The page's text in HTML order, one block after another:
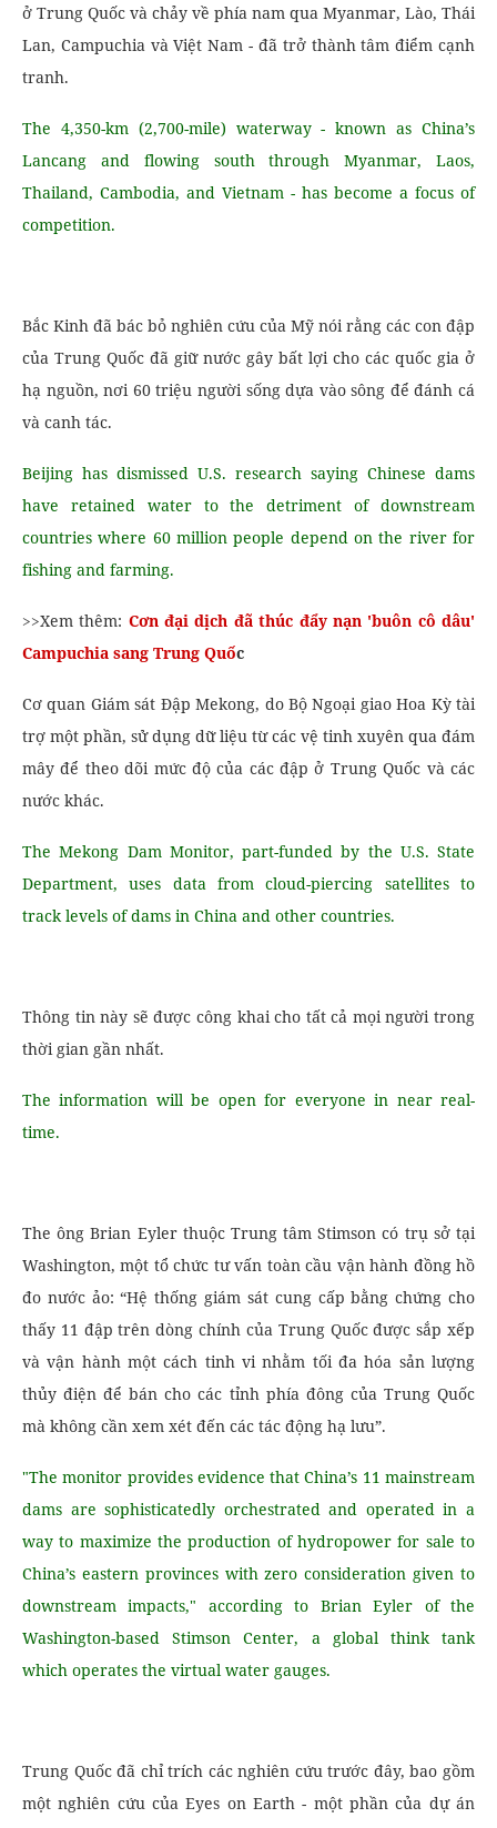
ở Trung Quốc và chảy về phía nam qua Myanmar, Lào, Thái
Lan, Campuchia và Việt Nam - đã trở thành tâm điểm cạnh
tranh.
The 4,350-km (2,700-mile) waterway - known as China’s
Lancang and flowing south through Myanmar, Laos,
Thailand, Cambodia, and Vietnam - has become a focus of
competition.
Bắc Kinh đã bác bỏ nghiên cứu của Mỹ nói rằng các con đập
của Trung Quốc đã giữ nước gây bất lợi cho các quốc gia ở
hạ nguồn, nơi 60 triệu người sống dựa vào sông để đánh cá
và canh tác.
Beijing has dismissed U.S. research saying Chinese dams
have retained water to the detriment of downstream
countries where 60 million people depend on the river for
fishing and farming.
>>Xem thêm: Cơn đại dịch đã thúc đẩy nạn 'buôn cô dâu'
Campuchia sang Trung Quốc
Cơ quan Giám sát Đập Mekong, do Bộ Ngoại giao Hoa Kỳ tài
trợ một phần, sử dụng dữ liệu từ các vệ tinh xuyên qua đám
mây để theo dõi mức độ của các đập ở Trung Quốc và các
nước khác.
The Mekong Dam Monitor, part-funded by the U.S. State
Department, uses data from cloud-piercing satellites to
track levels of dams in China and other countries.
Thông tin này sẽ được công khai cho tất cả mọi người trong
thời gian gần nhất.
The information will be open for everyone in near real-
time.
The ông Brian Eyler thuộc Trung tâm Stimson có trụ sở tại
Washington, một tổ chức tư vấn toàn cầu vận hành đồng hồ
đo nước ảo: “Hệ thống giám sát cung cấp bằng chứng cho
thấy 11 đập trên dòng chính của Trung Quốc được sắp xếp
và vận hành một cách tinh vi nhằm tối đa hóa sản lượng
thủy điện để bán cho các tỉnh phía đông của Trung Quốc
mà không cần xem xét đến các tác động hạ lưu”.
"The monitor provides evidence that China’s 11 mainstream
dams are sophisticatedly orchestrated and operated in a
way to maximize the production of hydropower for sale to
China’s eastern provinces with zero consideration given to
downstream impacts," according to Brian Eyler of the
Washington-based Stimson Center, a global think tank
which operates the virtual water gauges.
Trung Quốc đã chỉ trích các nghiên cứu trước đây, bao gồm
một nghiên cứu của Eyes on Earth - một phần của dự án